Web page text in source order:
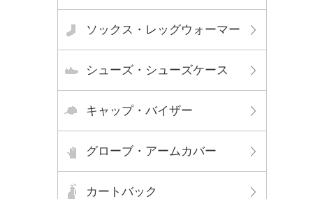
ソックス・レッグウォーマー
シューズ・シューズケース
キャップ・バイザー
グローブ・アームカバー
カートバック